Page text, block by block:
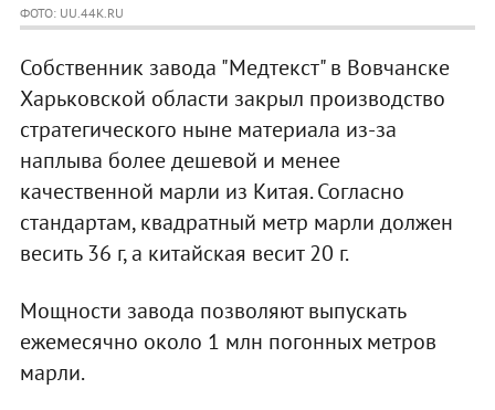
ФОТО: UU.44K.RU
Собственник завода "Медтекст" в Вовчанске
Харьковской области закрыл производство
стратегического ныне материала из-за
наплыва более дешевой и менее
качественной марли из Китая. Согласно
стандартам, квадратный метр марли должен
весить 36 г, а китайская весит 20 г.
Мощности завода позволяют выпускать
ежемесячно около 1 млн погонных метров
марли.